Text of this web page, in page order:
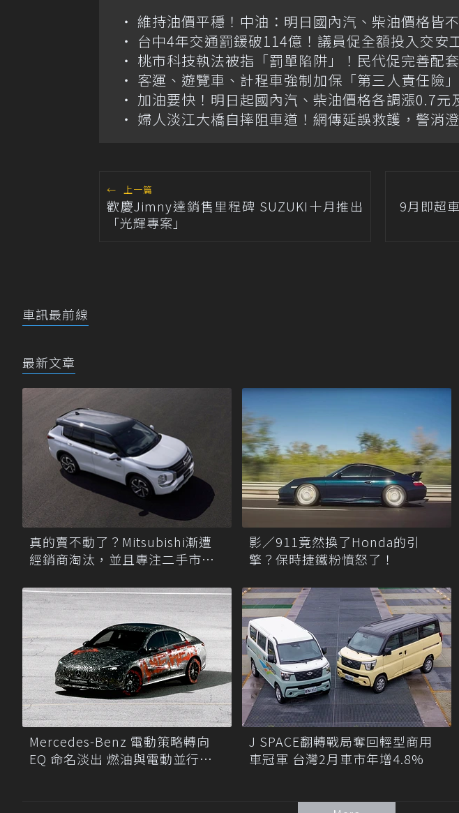
維持油價平穩！中油：明日國內汽、柴油價格皆
台中4年交通罰鍰破114億！議員促全額投入交安
桃市科技執法被指「罰單陷阱」！民代促完善配
客運、遊覽車、計程車強制加保「第三人責任險
加油要快！明日起國內汽、柴油價格各調漲0.7元
婦人淡江大橋自摔阻車道！網傳延誤救護，警消
← 上一篇
歡慶Jimny達銷售里程碑 SUZUKI十月推出
「光輝專案」
9月即超
車訊最前線
最新文章
真的賣不動了？Mitsubishi漸遭
經銷商淘汰，並且專注二手市場
影／911竟然換了Honda的引
擎？保時捷鐵粉憤怒了！
Mercedes-Benz 電動策略轉向
EQ 命名淡出 燃油與電動並行發
J SPACE翻轉戰局奪回輕型商用
車冠軍 台灣2月車市年增4.8%